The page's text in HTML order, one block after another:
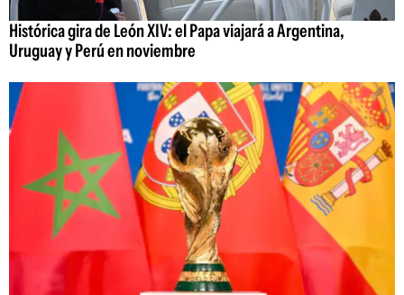
Histórica gira de León XIV: el Papa viajará a Argentina,
Uruguay y Perú en noviembre